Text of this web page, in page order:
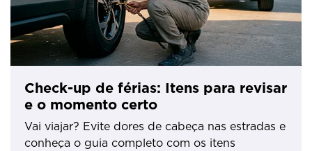
Check-up de férias: Itens para revisar
e o momento certo
Vai viajar? Evite dores de cabeça nas estradas e
conheça o guia completo com os itens